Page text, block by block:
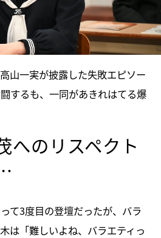
山一実が披露した失敗エピソー
するも、一同があきれはてる爆
へのリスペクト
て3度目の登壇だったが、バラ
は「難しいよね、バラエティっ